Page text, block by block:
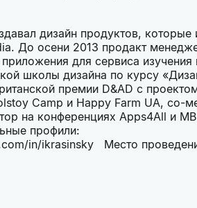
дизайн продуктов, которые
До осени 2013 продакт
для сервиса изучения
школы дизайна по курсу
премии D&AD с
Camp и Happy Farm UA, cо-
на конференциях Apps4All и
профили:
in/ikrasinsky Место